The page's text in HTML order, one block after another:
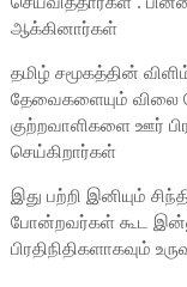
ஆக்கினார்கள்
தமிழ் சமூகத்தின்
தேவைகளையும் விலை
குற்றவாளிகளை ஊர்
செய்கிறார்கள்
இது பற்றி இனியும்
போன்றவர்கள் கூட
பிரதிநிதிகளாகவும்